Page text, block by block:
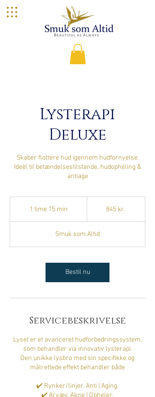
Lysterapi
Deluxe
Skaber flottere hud igennem hudfornyelse.
Ideèl til betændelsestilstande, hudopheling &
antiage
1 time 15 min
m
1
m
i
n
845 kr.
Smuk som Altid
Bestil nu
Servicebeskrivelse
Lyset er et avanceret hudforbedringssystem,
som behandler via innovativ lysterapi.
Den unikke lysbro med sin specifikke og
målrettede effekt behandler både
✔️ Rynker/linjer. Anti | Aging.
✔️ Arvæv. Akne | Opheler.